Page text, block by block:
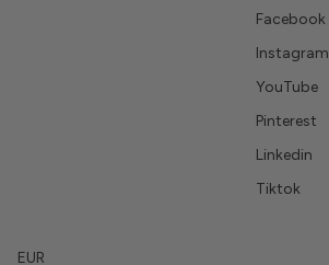
Facebook
Instagram
YouTube
Pinterest
Linkedin
Tiktok
EUR